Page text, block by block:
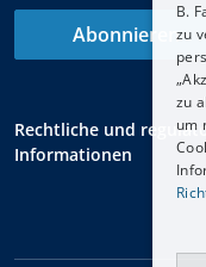
Abonnieren
Rechtliche und
Informationen
B.
zu
zu
um